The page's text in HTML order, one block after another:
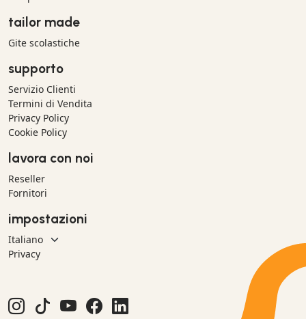
tailor made
Gite scolastiche
supporto
Servizio Clienti
Termini di Vendita
Privacy Policy
Cookie Policy
lavora con noi
Reseller
Fornitori
impostazioni
Privacy